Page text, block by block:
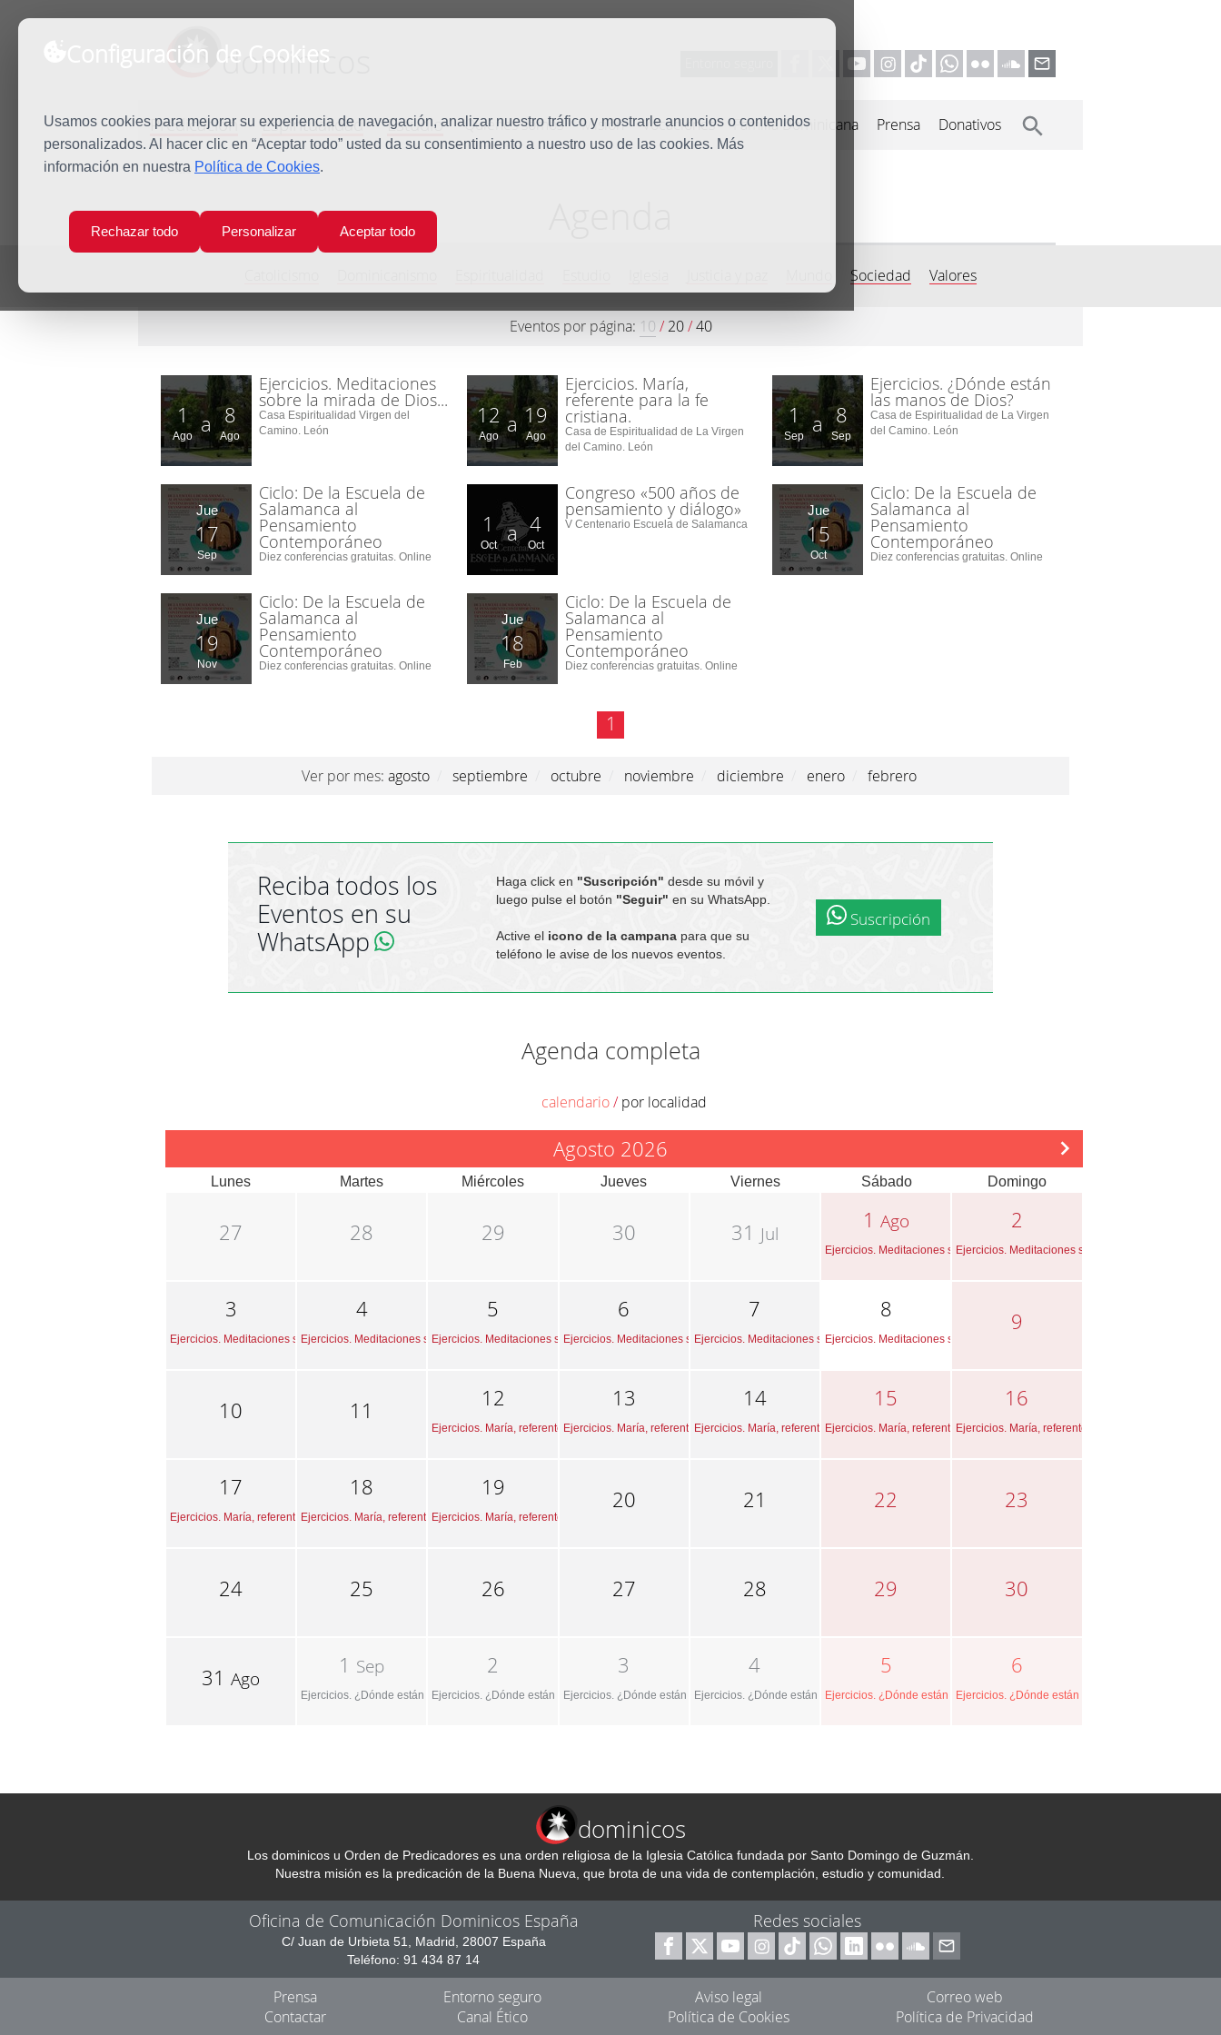
Configuración de Cookies
Usamos cookies para mejorar su experiencia de navegación, analizar nuestro tráfico y mostrarle anuncios o contenidos
personalizados. Al hacer clic en “Aceptar todo” usted da su consentimiento a nuestro uso de las cookies. Más
información en nuestra Política de Cookies.
Rechazar todo Personalizar Aceptar todo
dominicos
Predicación Espiritualidad Estudio Quiénes somos Misión Vocaciones Familia Dominicana Prensa Donativos
Inicio Agenda
Sociedad Valores
Eventos por página: 10 /20 /40
1
Ago a 8
Ago
Ejercicios. Meditaciones
sobre la mirada de Dios...
Casa Espiritualidad Virgen del
Camino. León
12
Ago a 19
Ago
Ejercicios. María,
referente para la fe
cristiana.
Casa de Espiritualidad de La Virgen
del Camino. León
1
Sep a 8
Sep
Ejercicios. ¿Dónde están
las manos de Dios?
Casa de Espiritualidad de La Virgen
del Camino. León
Jue
17
Sep
Ciclo: De la Escuela de
Salamanca al
Pensamiento
Contemporáneo
Diez conferencias gratuitas. Online
1
Oct a 4
Oct
Congreso «500 años de
pensamiento y diálogo»
V Centenario Escuela de Salamanca
Jue
15
Oct
Ciclo: De la Escuela de
Salamanca al
Pensamiento
Contemporáneo
Diez conferencias gratuitas. Online
Jue
19
Nov
Ciclo: De la Escuela de
Salamanca al
Pensamiento
Contemporáneo
Diez conferencias gratuitas. Online
Jue
18
Feb
Ciclo: De la Escuela de
Salamanca al
Pensamiento
Contemporáneo
Diez conferencias gratuitas. Online
1
Ver por mes: agosto septiembre octubre noviembre diciembre enero febrero
Reciba todos los
Eventos en su
WhatsApp
Haga click en "Suscripción" desde su móvil y
luego pulse el botón "Seguir" en su WhatsApp.
Active el icono de la campanapara que su
teléfono le avise de los nuevos eventos.
Suscripción
Agenda completa
calendario/ por localidad
Agosto 2026
Lunes Martes Miércoles Jueves Viernes Sábado Domingo
27 28 29 30 31 Jul 1 Ago
Ejercicios. Meditaciones sobre la mirada de Dios...
2
Ejercicios. Meditaciones sobre la mirada de Dios...
3
Ejercicios. Meditaciones sobre la mirada de Dios...
4
Ejercicios. Meditaciones sobre la mirada de Dios...
5
Ejercicios. Meditaciones sobre la mirada de Dios...
6
Ejercicios. Meditaciones sobre la mirada de Dios...
7
Ejercicios. Meditaciones sobre la mirada de Dios...
8
Ejercicios. Meditaciones sobre la mirada de Dios...
9
10 11 12
Ejercicios. María, referente para la fe cristiana.
13
Ejercicios. María, referente para la fe cristiana.
14
Ejercicios. María, referente para la fe cristiana.
15
Ejercicios. María, referente para la fe cristiana.
16
Ejercicios. María, referente para la fe cristiana.
17
Ejercicios. María, referente para la fe cristiana.
18
Ejercicios. María, referente para la fe cristiana.
19
Ejercicios. María, referente para la fe cristiana.
20 21 22 23
24 25 26 27 28 29 30
31Ago 1 Sep
Ejercicios. ¿Dónde están las manos de Dios?
2
Ejercicios. ¿Dónde están las manos de Dios?
3
Ejercicios. ¿Dónde están las manos de Dios?
4
Ejercicios. ¿Dónde están las manos de Dios?
5
Ejercicios. ¿Dónde están las manos de Dios?
6
Ejercicios. ¿Dónde están las manos de Dios?
dominicos
Los dominicos u Orden de Predicadores es una orden religiosa de la Iglesia Católica fundada por Santo Domingo de Guzmán.
Nuestra misión es la predicación de la Buena Nueva, que brota de una vida de contemplación, estudio y comunidad.
Oficina de Comunicación Dominicos España
C/ Juan de Urbieta 51, Madrid, 28007 España
Teléfono: 91 434 87 14
Redes sociales
Prensa
Contactar
Entorno seguro
Canal Ético
Aviso legal
Política de Cookies
Correo web
Política de Privacidad